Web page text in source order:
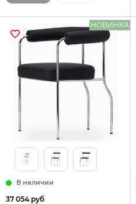
НОВИНКА
В наличии
37 054 руб